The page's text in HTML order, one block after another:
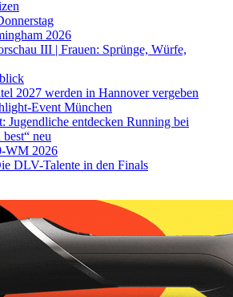
2026
III | Frauen: Sprünge, Würfe,
2027 werden in Hannover vergeben
Event München
Jugendliche entdecken Running bei
neu
WM 2026
DLV-Talente in den Finals